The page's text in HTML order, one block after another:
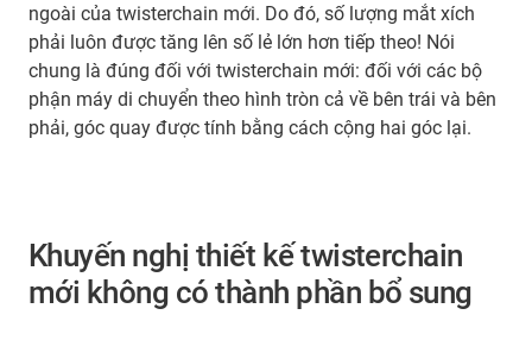
ngoài của twisterchain mới. Do đó, số lượng mắt xích
phải luôn được tăng lên số lẻ lớn hơn tiếp theo! Nói
chung là đúng đối với twisterchain mới: đối với các bộ
phận máy di chuyển theo hình tròn cả về bên trái và bên
phải, góc quay được tính bằng cách cộng hai góc lại.
Khuyến nghị thiết kế twisterchain
mới không có thành phần bổ sung